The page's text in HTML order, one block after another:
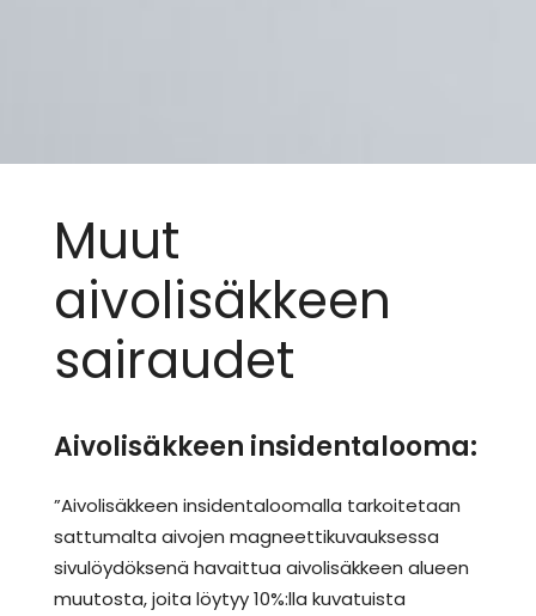
Muut
aivolisäkkeen
sairaudet
Aivolisäkkeen insidentalooma:
”Aivolisäkkeen insidentaloomalla tarkoitetaan
sattumalta aivojen magneettikuvauksessa
sivulöydöksenä havaittua aivolisäkkeen alueen
muutosta, joita löytyy 10%:lla kuvatuista